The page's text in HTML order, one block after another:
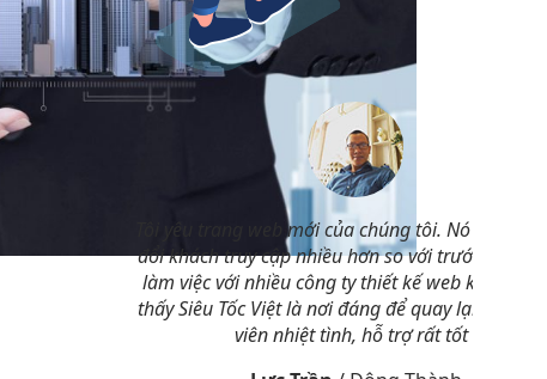
Tôi yêu trang web mới của chúng tôi. Nó tăng
đổi khách truy cập nhiều hơn so với trước đây.
làm việc với nhiều công ty thiết kế web khác và
thấy Siêu Tốc Việt là nơi đáng để quay lại nhất.
viên nhiệt tình, hỗ trợ rất tốt !